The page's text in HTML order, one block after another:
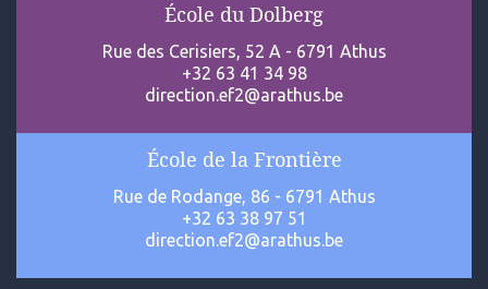
École du Dolberg
Rue des Cerisiers, 52 A - 6791 Athus
+32 63 41 34 98
direction.ef2@arathus.be
École de la Frontière
Rue de Rodange, 86 - 6791 Athus
+32 63 38 97 51
direction.ef2@arathus.be